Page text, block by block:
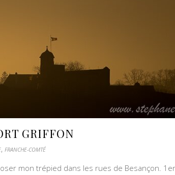
GRIFFON
, FRANCHE-COMTÉ
mon trépied dans les rues de Besançon. 1er